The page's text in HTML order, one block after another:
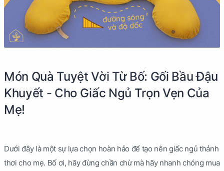
Món Quà Tuyệt Vời Từ Bố: Gối Bầu Đậu
Khuyết - Cho Giấc Ngủ Trọn Vẹn Của
Mẹ!
Dưới đây là một sự lựa chọn hoàn hảo để tạo nên giấc ngủ thảnh
thơi cho mẹ. Bố ơi, hãy đừng chần chừ mà hãy nhanh chóng mua